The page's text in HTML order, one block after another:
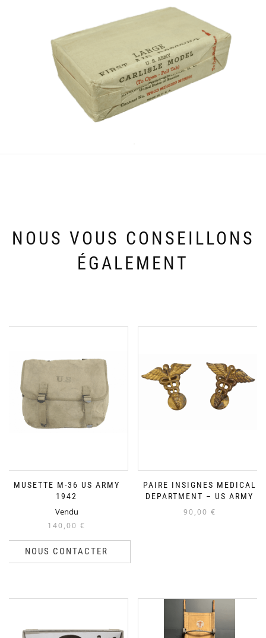
NOUS VOUS CONSEILLONS
ÉGALEMENT
MUSETTE M-36 US ARMY
1942
Vendu
140,00 €
NOUS CONTACTER
PAIRE INSIGNES MEDICAL
DEPARTMENT – US ARMY
90,00 €